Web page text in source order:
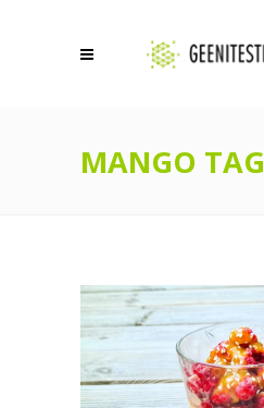
MANGO TAG